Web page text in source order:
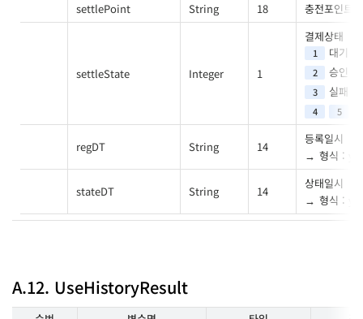
settlePoint
String 18 충전포인트
settleState Integer 1
결제상태
1 대기
2 승인
3 실패
4 5
regDT String 14
등록일시
형식 :
stateDT String 14
상태일시
형식 :
A.12. UseHistoryResult